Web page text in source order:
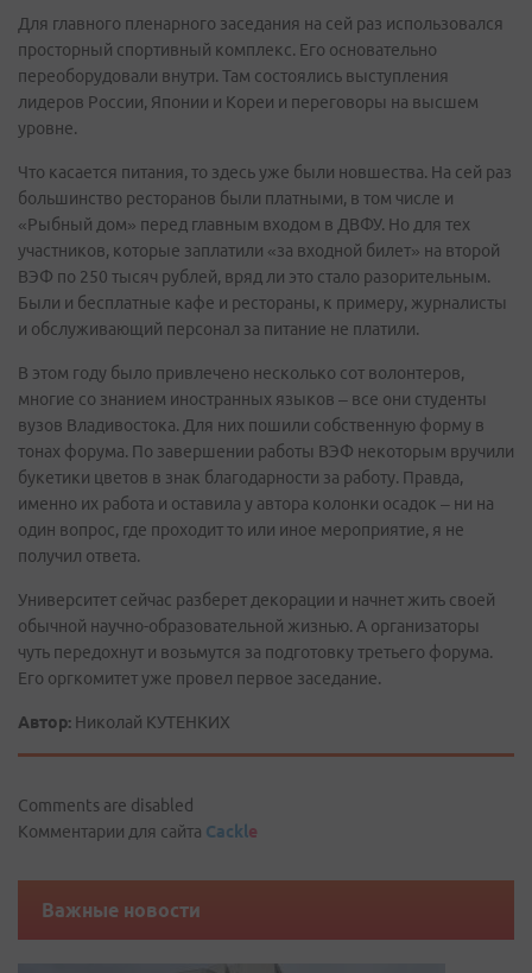
Для главного пленарного заседания на сей раз использовался
просторный спортивный комплекс. Его основательно
переоборудовали внутри. Там состоялись выступления
лидеров России, Японии и Кореи и переговоры на высшем
уровне.
Что касается питания, то здесь уже были новшества. На сей раз
большинство ресторанов были платными, в том числе и
«Рыбный дом» перед главным входом в ДВФУ. Но для тех
участников, которые заплатили «за входной билет» на второй
ВЭФ по 250 тысяч рублей, вряд ли это стало разорительным.
Были и бесплатные кафе и рестораны, к примеру, журналисты
и обслуживающий персонал за питание не платили.
В этом году было привлечено несколько сот волонтеров,
многие со знанием иностранных языков – все они студенты
вузов Владивостока. Для них пошили собственную форму в
тонах форума. По завершении работы ВЭФ некоторым вручили
букетики цветов в знак благодарности за работу. Правда,
именно их работа и оставила у автора колонки осадок – ни на
один вопрос, где проходит то или иное мероприятие, я не
получил ответа.
Университет сейчас разберет декорации и начнет жить своей
обычной научно-образовательной жизнью. А организаторы
чуть передохнут и возьмутся за подготовку третьего форума.
Его оргкомитет уже провел первое заседание.
Автор: Николай КУТЕНКИХ
Comments are disabled
Комментарии для сайта Cackle
Важные новости